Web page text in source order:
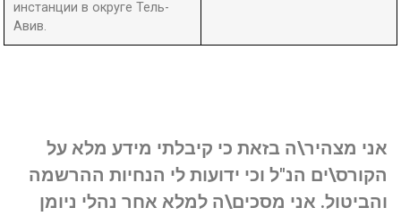
инстанции в округе Тель-
Авив.
אני מצהיר\ה בזאת כי קיבלתי מידע מלא על
הקורס\ים הנ"ל וכי ידועות לי הנחיות ההרשמה
והביטול. אני מסכים\ה למלא אחר נהלי ניומן